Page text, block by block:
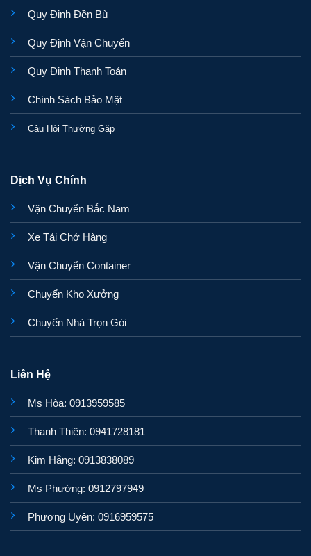
Quy Định Đền Bù
Quy Định Vận Chuyển
Quy Định Thanh Toán
Chính Sách Bảo Mật
Câu Hỏi Thường Gặp
Dịch Vụ Chính
Vận Chuyển Bắc Nam
Xe Tải Chở Hàng
Vận Chuyển Container
Chuyển Kho Xưởng
Chuyển Nhà Trọn Gói
Liên Hệ
Ms Hòa: 0913959585
Thanh Thiên: 0941728181
Kim Hằng: 0913838089
Ms Phường: 0912797949
Phương Uyên: 0916959575